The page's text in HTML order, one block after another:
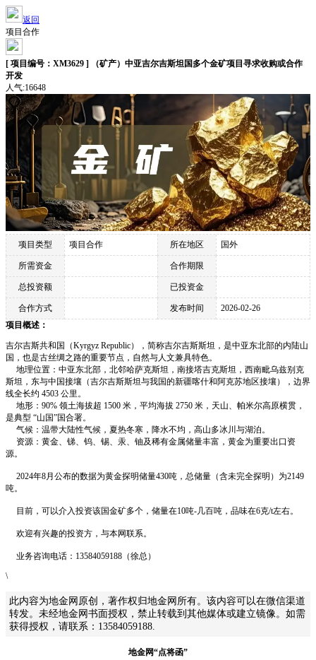
返回
项目合作
[ 项目编号：XM3629 ] （矿产）中亚吉尔吉斯坦国多个金矿项目寻求收购或合作
开发
人气:16648
项目类型 项目合作 所在地区 国外
所需资金 合作期限
总投资额 已投资金
合作方式 发布时间
2026-02-26
项目概述：
吉尔吉斯共和国（Kyrgyz Republic），简称吉尔吉斯斯坦，是中亚东北部的内陆山
国，也是古丝绸之路的重要节点，自然与人文兼具特色。
地理位置：中亚东北部，北邻哈萨克斯坦，南接塔吉克斯坦，西南毗乌兹别克
斯坦，东与中国接壤（吉尔吉斯斯坦与我国的新疆喀什和阿克苏地区接壤），边界
线全长约 4503 公里。
地形：90% 领土海拔超 1500 米，平均海拔 2750 米，天山、帕米尔高原横贯，
是典型 “山国”国合署。
气候：温带大陆性气候，夏热冬寒，降水不均，高山多冰川与湖泊。
资源：黄金、锑、钨、锡、汞、铀及稀有金属储量丰富，黄金为重要出口资
源。
2024年8月公布的数据为‌黄金探明储量430吨‌，总储量（含未完全探明）为2149
吨。‌
目前，可以介入投资该国金矿多个，储量在10吨-几百吨，品味在6克/t左右。
欢迎有兴趣的投资方，与本网联系。
业务咨询电话：13584059188（徐总）
\
此内容为地金网原创，著作权归地金网所有。该内容可以在微信渠道
转发。未经地金网书面授权，禁止转载到其他媒体或建立镜像。如需
获得授权，请联系：13584059188.
地金网“点将函”